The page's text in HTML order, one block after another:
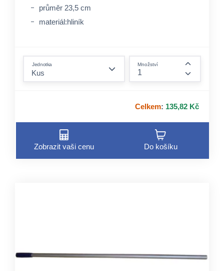
průměr 23,5 cm
materiál:hliník
Jednotka Množství
Celkem: 135,82 Kč
Zobrazit vaši cenu Do košíku